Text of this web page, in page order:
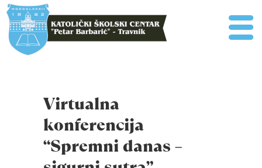
Virtualna
konferencija
“Spremni danas –